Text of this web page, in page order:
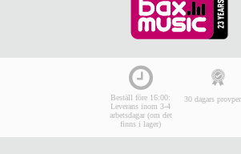
Beställ före 16:00:
Leverans inom 3-4
arbetsdagar (om det
finns i lager)
30 dagars